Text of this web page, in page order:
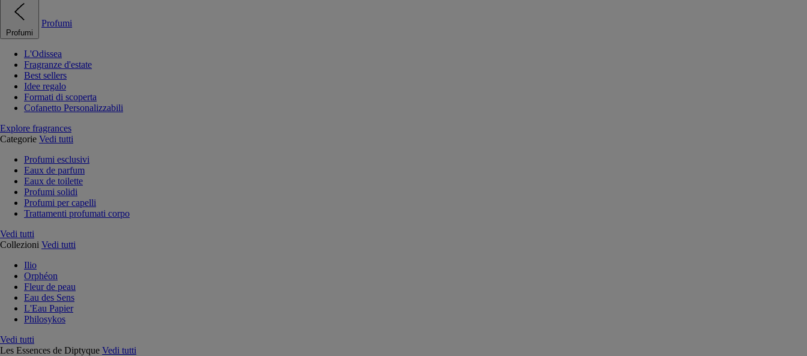
Profumi
Profumi
L'Odissea
Fragranze d'estate
Best sellers
Idee regalo
Formati di scoperta
Cofanetto Personalizzabili
Explore fragrances
Categorie Vedi tutti
Profumi esclusivi
Eaux de parfum
Eaux de toilette
Profumi solidi
Profumi per capelli
Trattamenti profumati corpo
Vedi tutti
Collezioni Vedi tutti
Ilio
Orphéon
Fleur de peau
Eau des Sens
L'Eau Papier
Philosykos
Vedi tutti
Les Essences de Diptyque Vedi tutti